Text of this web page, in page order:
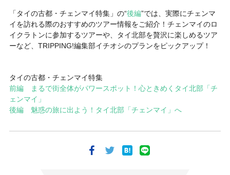
「タイの古都・チェンマイ特集」の“後編”では、実際にチェンマ
イを訪れる際のおすすめのツアー情報をご紹介！チェンマイのロ
イクラトンに参加するツアーや、タイ北部を贅沢に楽しめるツア
ーなど、TRIPPING!編集部イチオシのプランをピックアップ！
タイの古都・チェンマイ特集
前編 まるで街全体がパワースポット！心ときめくタイ北部「チ
ェンマイ」
後編 魅惑の旅に出よう！タイ北部「チェンマイ」へ